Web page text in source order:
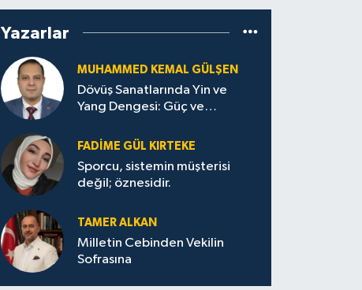
Yazarlar
MUHAMMED KEMAL GÜLŞEN
Dövüş Sanatlarında Yin ve
Yang Dengesi: Güç ve
FADIME GÜL KIRTEKE
Sporcu, sistemin müşterisi
değil; öznesidir.
TAMER ALKAN
Milletin Cebinden Vekilin
Sofrasına